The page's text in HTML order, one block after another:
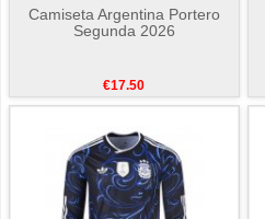
Camiseta Argentina Portero
Segunda 2026
€17.50